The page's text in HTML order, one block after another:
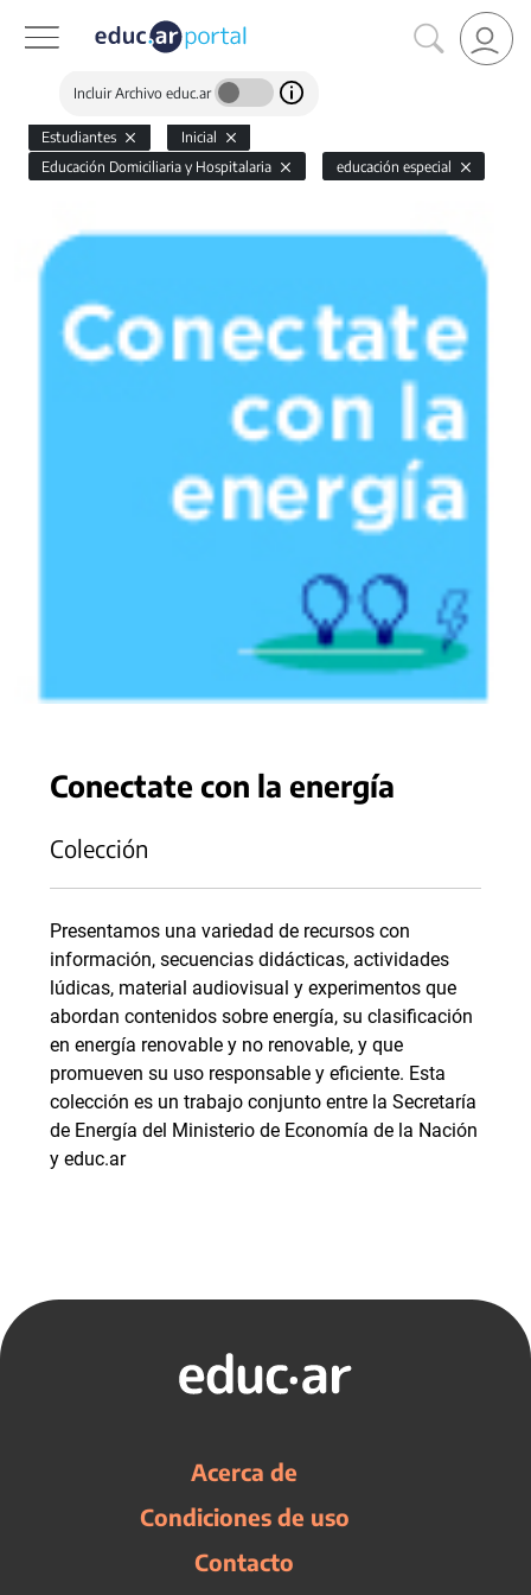
Incluir Archivo educ.ar
Estudiantes
Inicial
Educación Domiciliaria y Hospitalaria
educación especial
Conectate con la energía
Colección
Presentamos una variedad de recursos con
información, secuencias didácticas, actividades
lúdicas, material audiovisual y experimentos que
abordan contenidos sobre energía, su clasificación
en energía renovable y no renovable, y que
promueven su uso responsable y eficiente. Esta
colección es un trabajo conjunto entre la Secretaría
de Energía del Ministerio de Economía de la Nación
y educ.ar
Acerca de
Condiciones de uso
Contacto